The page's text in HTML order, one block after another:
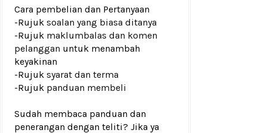
Cara pembelian dan Pertanyaan
-Rujuk soalan yang biasa ditanya
-Rujuk maklumbalas dan komen
pelanggan untuk menambah
keyakinan
-Rujuk syarat dan terma
-Rujuk panduan membeli
Sudah membaca panduan dan
penerangan dengan teliti? Jika ya